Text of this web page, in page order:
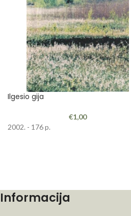
Ilgesio gija
€1,00
2002. - 176 p.
Informacija